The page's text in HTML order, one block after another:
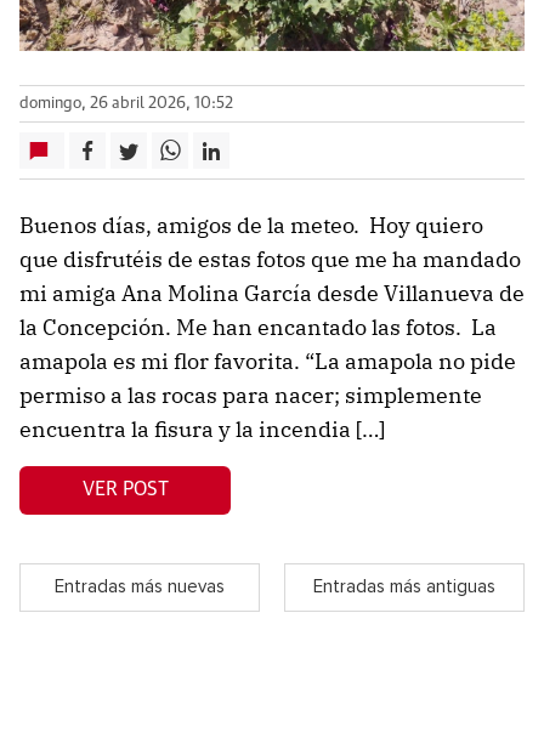
domingo, 26 abril 2026, 10:52
Buenos días, amigos de la meteo. Hoy quiero
que disfrutéis de estas fotos que me ha mandado
mi amiga Ana Molina García desde Villanueva de
la Concepción. Me han encantado las fotos. La
amapola es mi flor favorita. “La amapola no pide
permiso a las rocas para nacer; simplemente
encuentra la fisura y la incendia […]
VER POST
Entradas más nuevas Entradas más antiguas